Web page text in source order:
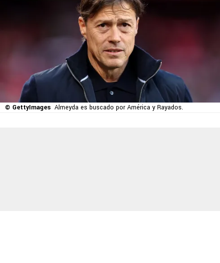
© GettyImages Almeyda es buscado por América y Rayados.